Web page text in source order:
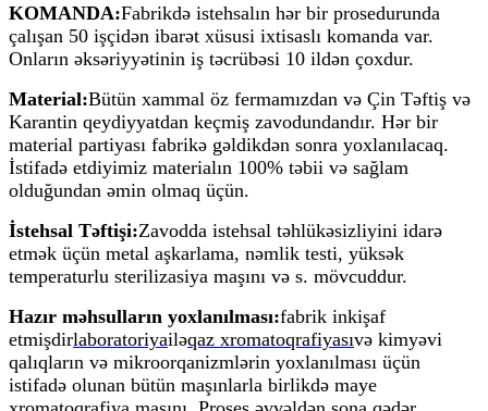
KOMANDA:Fabrikdə istehsalın hər bir prosedurunda
çalışan 50 işçidən ibarət xüsusi ixtisaslı komanda var.
Onların əksəriyyətinin iş təcrübəsi 10 ildən çoxdur.
Material:Bütün xammal öz fermamızdan və Çin Təftiş və
Karantin qeydiyyatdan keçmiş zavodundandır. Hər bir
material partiyası fabrikə gəldikdən sonra yoxlanılacaq.
İstifadə etdiyimiz materialın 100% təbii və sağlam
olduğundan əmin olmaq üçün.
İstehsal Təftişi:Zavodda istehsal təhlükəsizliyini idarə
etmək üçün metal aşkarlama, nəmlik testi, yüksək
temperaturlu sterilizasiya maşını və s. mövcuddur.
Hazır məhsulların yoxlanılması:fabrik inkişaf
etmişdirlaboratoriyailəqaz xromatoqrafiyasıvə kimyəvi
qalıqların və mikroorqanizmlərin yoxlanılması üçün
istifadə olunan bütün maşınlarla birlikdə maye